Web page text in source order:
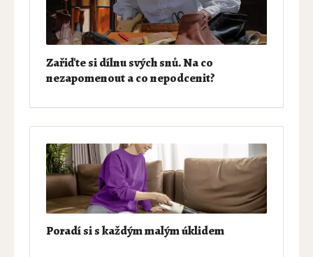
Zařiďte si dílnu svých snů. Na co
nezapomenout a co nepodcenit?
Poradí si s každým malým úklidem